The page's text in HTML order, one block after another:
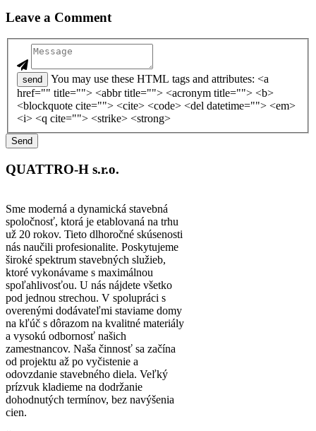
Leave a Comment
send
You may use these HTML tags and attributes: <a
href="" title=""> <abbr title=""> <acronym title=""> <b>
<blockquote cite=""> <cite> <code> <del datetime=""> <em>
<i> <q cite=""> <strike> <strong>
QUATTRO-H s.r.o.
Sme moderná a dynamická stavebná
spoločnosť, ktorá je etablovaná na trhu
už 20 rokov. Tieto dlhoročné skúsenosti
nás naučili profesionalite. Poskytujeme
široké spektrum stavebných služieb,
ktoré vykonávame s maximálnou
spoľahlivosťou. U nás nájdete všetko
pod jednou strechou. V spolupráci s
overenými dodávateľmi staviame domy
na kľúč s dôrazom na kvalitné materiály
a vysokú odbornosť našich
zamestnancov. Naša činnosť sa začína
od projektu až po vyčistenie a
odovzdanie stavebného diela. Veľký
prízvuk kladieme na dodržanie
dohodnutých termínov, bez navýšenia
cien.